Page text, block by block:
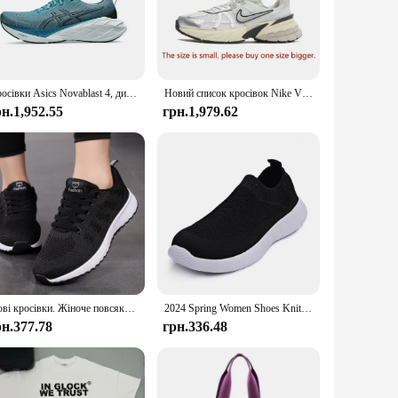
to fashion-forward design. The sleek, minimalist
stay cool and dry, while the high-quality synthetic leather
active pursuits. The durable construction means they
They are not just a product; they are a solution for women
walking sneakers, these sneakers are a fantastic option.
Кросівки Asics Novablast 4, дихаючі кросівки на низькому ходу, чоловічі та жіночі Новий список кросівок Nike V2K для чоловіків і жінок з низьким верхом і такими ж спортивним взуттям сіро-білого кольору
грн.1,979.62
Нові кросівки. Жіноче повсякденне взуття. Модне дихаюче взуття з сітчастою підошвою. Жіноче взуття 2024. Tenis Feminino. Біле жіноче спортивне взуття. 2024 Spring Women Shoes Knitting Sock Sneakers Women Flat Shoes Casual Breathable Sneakers Flats Walking Shoes for Women
грн.336.48